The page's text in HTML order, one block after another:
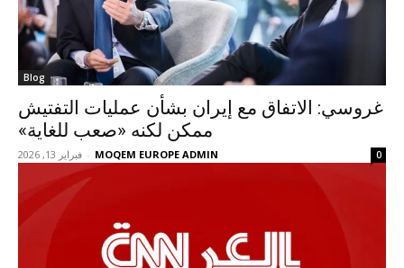
Blog
غروسي: الاتفاق مع إيران بشأن عمليات التفتيش
ممكن لكنه «صعب للغاية»
MOQEM EUROPE ADMIN
- فبراير 13, 2026 0